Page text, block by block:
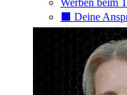
⬛️ Deine